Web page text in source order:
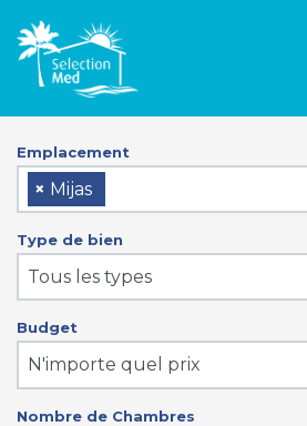
Emplacement
× Mijas
Type de bien
Tous les types
Budget
N'importe quel prix
Nombre de Chambres